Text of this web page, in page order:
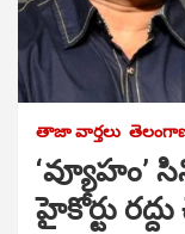
తాజా వార్తలు
‘వ్యూహం’
హైకోర్టు